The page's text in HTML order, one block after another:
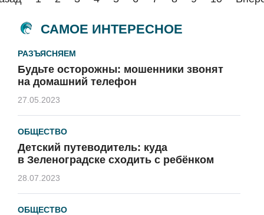
САМОЕ ИНТЕРЕСНОЕ
РАЗЪЯСНЯЕМ
Будьте осторожны: мошенники звонят
на домашний телефон
27.05.2023
ОБЩЕСТВО
Детский путеводитель: куда
в Зеленоградске сходить с ребёнком
28.07.2023
ОБЩЕСТВО